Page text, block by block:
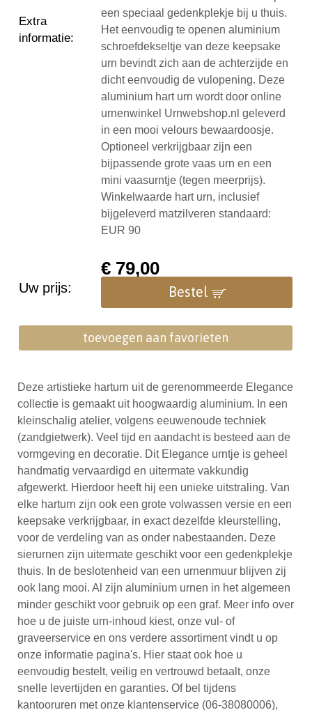
Extra
informatie:
een speciaal gedenkplekje bij u thuis.
Het eenvoudig te openen aluminium
schroefdekseltje van deze keepsake
urn bevindt zich aan de achterzijde en
dicht eenvoudig de vulopening. Deze
aluminium hart urn wordt door online
urnenwinkel Urnwebshop.nl geleverd
in een mooi velours bewaardoosje.
Optioneel verkrijgbaar zijn een
bijpassende grote vaas urn en een
mini vaasurntje (tegen meerprijs).
Winkelwaarde hart urn, inclusief
bijgeleverd matzilveren standaard:
EUR 90
Uw prijs:
€ 79,00
Bestel
toevoegen aan favorieten
Deze artistieke harturn uit de gerenommeerde Elegance
collectie is gemaakt uit hoogwaardig aluminium. In een
kleinschalig atelier, volgens eeuwenoude techniek
(zandgietwerk). Veel tijd en aandacht is besteed aan de
vormgeving en decoratie. Dit Elegance urntje is geheel
handmatig vervaardigd en uitermate vakkundig
afgewerkt. Hierdoor heeft hij een unieke uitstraling. Van
elke harturn zijn ook een grote volwassen versie en een
keepsake verkrijgbaar, in exact dezelfde kleurstelling,
voor de verdeling van as onder nabestaanden. Deze
sierurnen zijn uitermate geschikt voor een gedenkplekje
thuis. In de beslotenheid van een urnenmuur blijven zij
ook lang mooi. Al zijn aluminium urnen in het algemeen
minder geschikt voor gebruik op een graf. Meer info over
hoe u de juiste urn-inhoud kiest, onze vul- of
graveerservice en ons verdere assortiment vindt u op
onze informatie pagina's. Hier staat ook hoe u
eenvoudig bestelt, veilig en vertrouwd betaalt, onze
snelle levertijden en garanties. Of bel tijdens
kantooruren met onze klantenservice (06-38080006),